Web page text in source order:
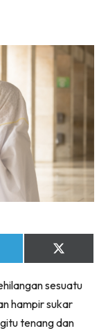
Share
on
(Twitter)
sesuatu
hampir sukar
tenang dan